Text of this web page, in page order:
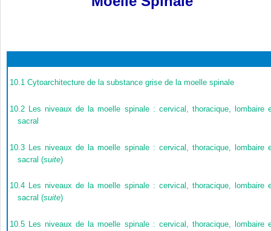
10.1 Cytoarchitecture de la substance grise de la moelle spinale
10.2 Les niveaux de la moelle spinale : cervical, thoracique, lombaire
sacral
10.3 Les niveaux de la moelle spinale : cervical, thoracique, lombaire
sacral (suite)
10.4 Les niveaux de la moelle spinale : cervical, thoracique, lombaire
sacral (suite)
10.5 Les niveaux de la moelle spinale : cervical, thoracique, lombaire